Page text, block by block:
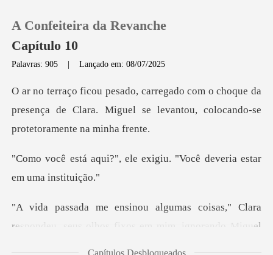
0
Histórico
A Confeiteira da Revanche
Capítulo 10
Palavras: 905 |Lançado em: 08/07/2025
choque da
presença de Clara. Miguel se levanto
le exigiu. "Você deveria
Clara
respondeu, seus olhos fixos em mim,
Capítulos Desbloqueados